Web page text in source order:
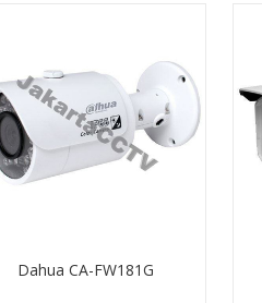
Dahua CA-FW181G